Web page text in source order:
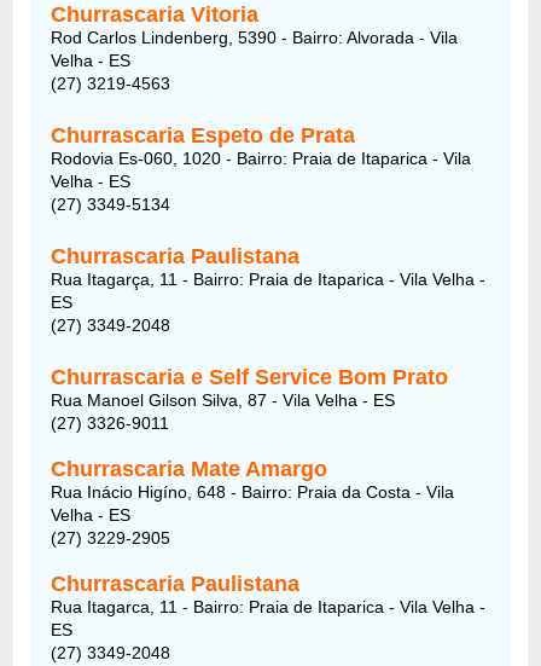
Churrascaria Vitoria
Rod Carlos Lindenberg, 5390 - Bairro: Alvorada - Vila
Velha - ES
(27) 3219-4563
Churrascaria Espeto de Prata
Rodovia Es-060, 1020 - Bairro: Praia de Itaparica - Vila
Velha - ES
(27) 3349-5134
Churrascaria Paulistana
Rua Itagarça, 11 - Bairro: Praia de Itaparica - Vila Velha -
ES
(27) 3349-2048
Churrascaria e Self Service Bom Prato
Rua Manoel Gilson Silva, 87 - Vila Velha - ES
(27) 3326-9011
Churrascaria Mate Amargo
Rua Inácio Higíno, 648 - Bairro: Praia da Costa - Vila
Velha - ES
(27) 3229-2905
Churrascaria Paulistana
Rua Itagarca, 11 - Bairro: Praia de Itaparica - Vila Velha -
ES
(27) 3349-2048